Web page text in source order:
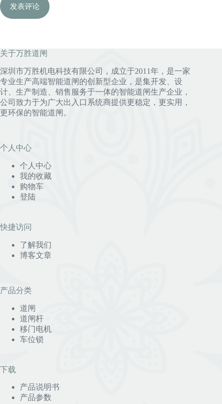
发表评论
关于万胜道闸
深圳市万胜机电科技有限公司，成立于2011年，是一家
专业生产高端智能道闸的创新型企业，是集开发、设
计、生产制造、销售服务于一体的智能道闸生产企业，
公司致力于为广大出入口系统商提供更稳定，更实用，
更环保的智能道闸。
个人中心
个人中心
我的收藏
购物车
登陆
快捷访问
了解我们
博客文章
产品分类
道闸
道闸杆
移门电机
车位锁
下载
产品说明书
产品参数